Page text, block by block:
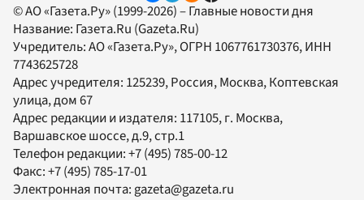
© АО «Газета.Ру» (1999-2026) – Главные новости дня
Название: Газета.Ru (Gazeta.Ru)
Учредитель:АО «Газета.Ру», ОГРН 1067761730376, ИНН
7743625728
Адрес учредителя: 125239, Россия, Москва, Коптевская
улица, дом 67
Адрес редакции и издателя: 117105, г. Москва,
Варшавское шоссе, д.9, стр.1
Телефон редакции:+7 (495) 785-00-12
Факс:+7 (495) 785-17-01
Электронная почта: gazeta@gazeta.ru